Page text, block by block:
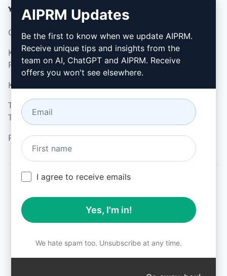
YASAL
Gizlilik Politikası (en)
Kabul Edilebilir Kullanım
Politikası (en)
Kullanım Koşulları (en)
Tarayıcı Uzantısı
Terimleri (en)
Faturalama Koşulları (en)
Nasıl kurulur
Google Chrome (en)
Microsoft Edge (en)
All logos, trademarks, and registered trademarks are the
property of their respective owners.
AIPRM and other related brand names are registered
laws.
Unauthorized trademark use is prohibited, and may be a
AIPRM Updates
Be the first to know when we update AIPRM.
Receive unique tips and insights from the
team on AI, ChatGPT and AIPRM. Receive
offers you won't see elsewhere.
I agree to receive emails
Yes, I'm in!
We hate spam too. Unsubscribe at any time.